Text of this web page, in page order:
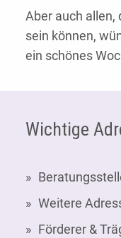
Aber auch allen,
sein können,
ein schönes
Wichtige
Weitere
Förderer &